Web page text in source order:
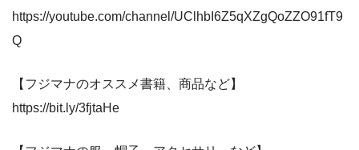
https://youtube.com/channel/UClhbI6Z5qXZgQoZZO91fT9
Q
【フジマナのオススメ書籍、商品など】
https://bit.ly/3fjtaHe